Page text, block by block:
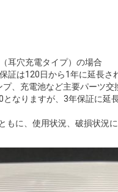
耳穴充電タイプ）の場合
証は120日から1年に延長さ
、充電池など主要パーツ交
なりますが、3年保証に延
もに、使用状況、破損状況